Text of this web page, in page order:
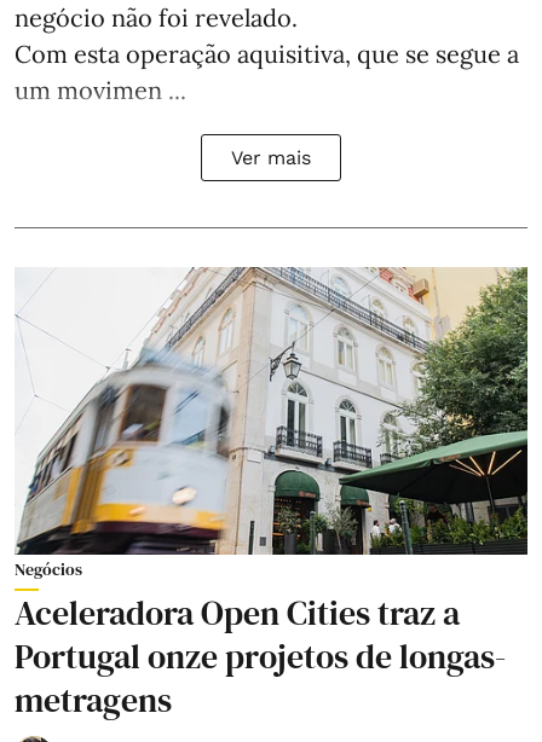
negócio não foi revelado.
Com esta operação aquisitiva, que se segue a
um movimen ...
Ver mais
Negócios
Aceleradora Open Cities traz a
Portugal onze projetos de longas-
metragens